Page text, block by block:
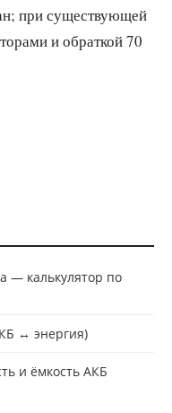
при существующей
и обраткой 70
— калькулятор по
↔ энергия)
и ёмкость АКБ